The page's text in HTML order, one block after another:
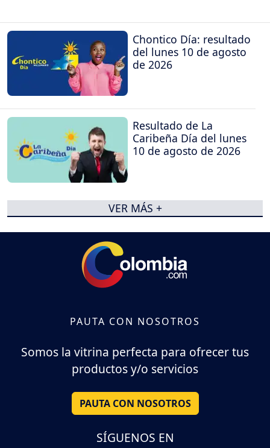
Chontico Día: resultado
del lunes 10 de agosto
de 2026
Resultado de La
Caribeña Día del lunes
10 de agosto de 2026
VER MÁS +
PAUTA CON NOSOTROS
Somos la vitrina perfecta para ofrecer tus
productos y/o servicios
PAUTA CON NOSOTROS
SÍGUENOS EN